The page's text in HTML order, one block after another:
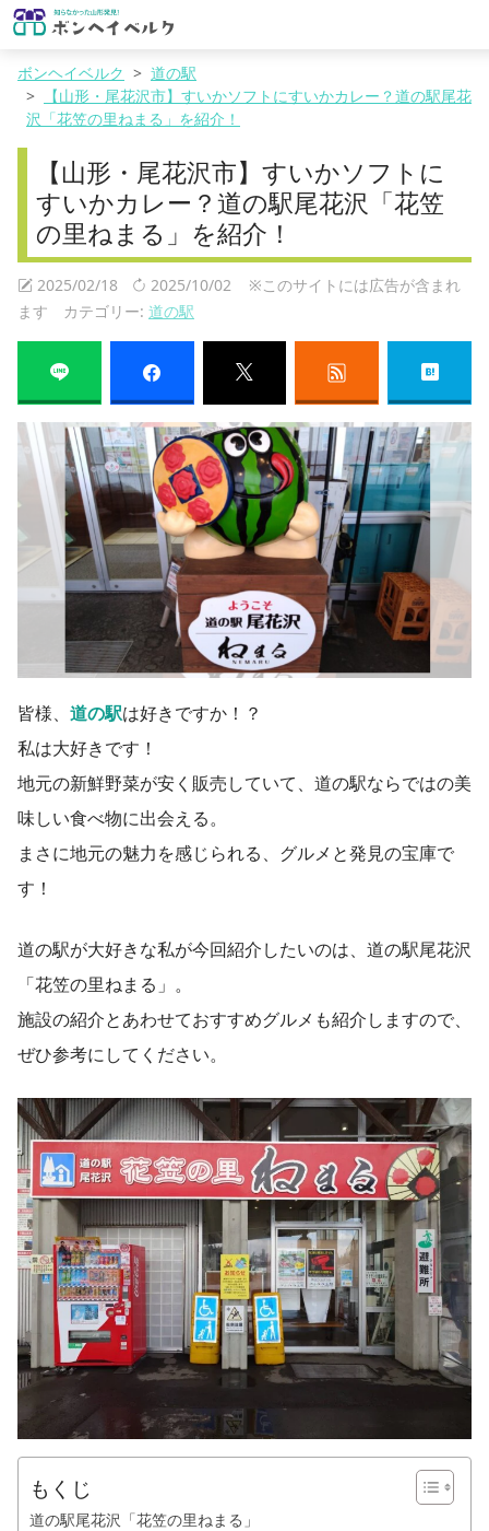
ボンヘイベルク
道の駅
【山形・尾花沢市】すいかソフトにすいかカレー？道の駅尾花
沢「花笠の里ねまる」を紹介！
【山形・尾花沢市】すいかソフトに
すいかカレー？道の駅尾花沢「花笠
の里ねまる」を紹介！
2025/02/18 2025/10/02 ※このサイトには広告が含まれ
ます カテゴリー: 道の駅
皆様、 道の駅は好きですか！？
私は大好きです！
地元の新鮮野菜が安く販売していて、道の駅ならではの美
味しい食べ物に出会える。
まさに地元の魅力を感じられる、グルメと発見の宝庫で
す！
道の駅が大好きな私が今回紹介したいのは、道の駅尾花沢
「花笠の里ねまる」。
施設の紹介とあわせておすすめグルメも紹介しますので、
ぜひ参考にしてください。
もくじ
道の駅尾花沢「花笠の里ねまる」